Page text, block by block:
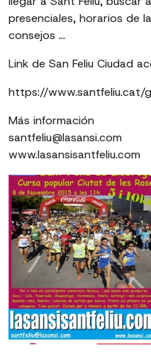
presenciales, horarios de
consejos ...
Link de San Feliu Ciudad
https://www.santfeliu.cat/
Más información
santfeliu@lasansi.com
www.lasansisantfeliu.com